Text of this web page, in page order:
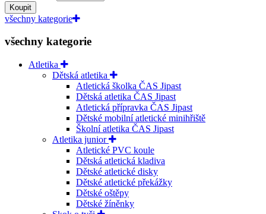
Koupit
všechny kategorie
všechny kategorie
Atletika
Dětská atletika
Atletická školka ČAS Jipast
Dětská atletika ČAS Jipast
Atletická přípravka ČAS Jipast
Dětské mobilní atletické minihřiště
Školní atletika ČAS Jipast
Atletika junior
Atletické PVC koule
Dětská atletická kladiva
Dětské atletické disky
Dětské atletické překážky
Dětské oštěpy
Dětské žíněnky